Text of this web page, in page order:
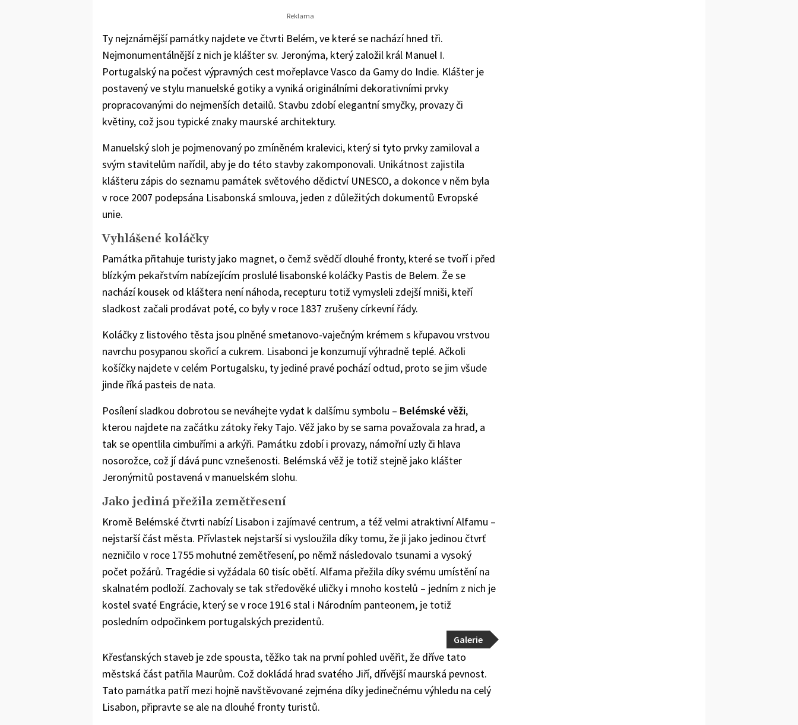
Ty nejznámější památky najdete ve čtvrti Belém, ve které se nachází hned tři.
Nejmonumentálnější z nich je klášter sv. Jeronýma, který založil král Manuel I.
Portugalský na počest výpravných cest mořeplavce Vasco da Gamy do Indie. Klášter je
postavený ve stylu manuelské gotiky a vyniká originálními dekorativními prvky
propracovanými do nejmenších detailů. Stavbu zdobí elegantní smyčky, provazy či
květiny, což jsou typické znaky maurské architektury.
Manuelský sloh je pojmenovaný po zmíněném kralevici, který si tyto prvky zamiloval a
svým stavitelům nařídil, aby je do této stavby zakomponovali. Unikátnost zajistila
klášteru zápis do seznamu památek světového dědictví UNESCO, a dokonce v něm byla
v roce 2007 podepsána Lisabonská smlouva, jeden z důležitých dokumentů Evropské
unie.
Vyhlášené koláčky
Památka přitahuje turisty jako magnet, o čemž svědčí dlouhé fronty, které se tvoří i před
blízkým pekařstvím nabízejícím proslulé lisabonské koláčky Pastis de Belem. Že se
nachází kousek od kláštera není náhoda, recepturu totiž vymysleli zdejší mniši, kteří
sladkost začali prodávat poté, co byly v roce 1837 zrušeny církevní řády.
Koláčky z listového těsta jsou plněné smetanovo-vaječným krémem s křupavou vrstvou
navrchu posypanou skořicí a cukrem. Lisabonci je konzumují výhradně teplé. Ačkoli
košíčky najdete v celém Portugalsku, ty jediné pravé pochází odtud, proto se jim všude
jinde říká pasteis de nata.
Posílení sladkou dobrotou se neváhejte vydat k dalšímu symbolu – Belémské věži,
kterou najdete na začátku zátoky řeky Tajo. Věž jako by se sama považovala za hrad, a
tak se opentlila cimbuřími a arkýři. Památku zdobí i provazy, námořní uzly či hlava
nosorožce, což jí dává punc vznešenosti. Belémská věž je totiž stejně jako klášter
Jeronýmitů postavená v manuelském slohu.
Jako jediná přežila zemětřesení
Kromě Belémské čtvrti nabízí Lisabon i zajímavé centrum, a též velmi atraktivní Alfamu –
nejstarší část města. Přívlastek nejstarší si vysloužila díky tomu, že ji jako jedinou čtvrť
nezničilo v roce 1755 mohutné zemětřesení, po němž následovalo tsunami a vysoký
počet požárů. Tragédie si vyžádala 60 tisíc obětí. Alfama přežila díky svému umístění na
skalnatém podloží. Zachovaly se tak středověké uličky i mnoho kostelů – jedním z nich je
kostel svaté Engrácie, který se v roce 1916 stal i Národním panteonem, je totiž
posledním odpočinkem portugalských prezidentů.
Galerie
Křesťanských staveb je zde spousta, těžko tak na první pohled uvěřit, že dříve tato
městská část patřila Maurům. Což dokládá hrad svatého Jiří, dřívější maurská pevnost.
Tato památka patří mezi hojně navštěvované zejména díky jedinečnému výhledu na celý
Lisabon, připravte se ale na dlouhé fronty turistů.